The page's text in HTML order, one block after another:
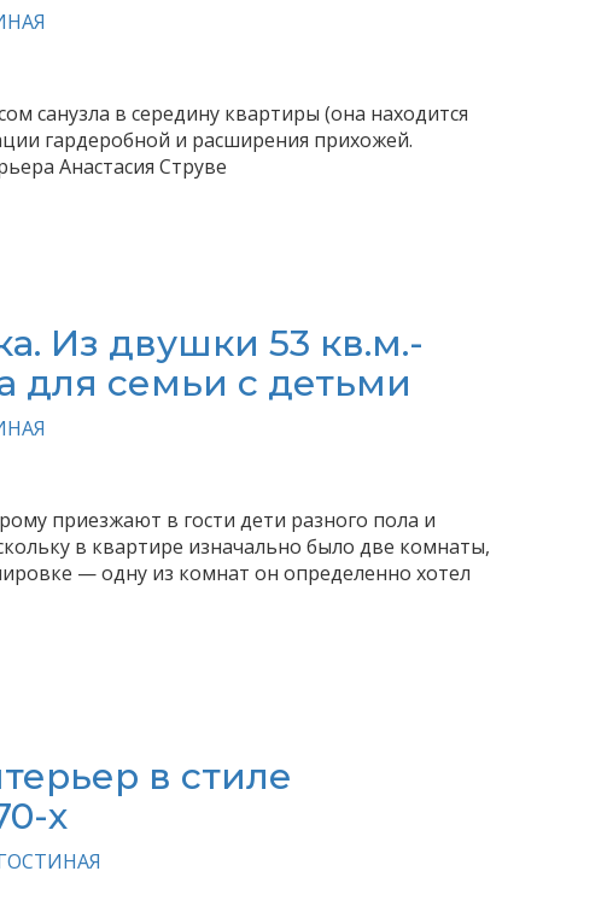
санузла в середину квартиры (она находится
гардеробной и расширения прихожей.
Анастасия Струве
Из двушки 53 кв.м.-
для семьи с детьми
приезжают в гости дети разного пола и
в квартире изначально было две комнаты,
— одну из комнат он определенно хотел
в стиле
х